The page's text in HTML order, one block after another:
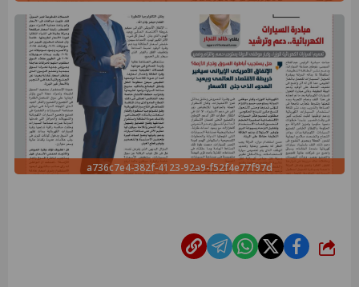
a736c7e4-382f-4123-92a9-f52f4e77f97d
شارك